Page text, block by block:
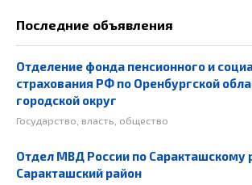
Последние объявления
Отделение фонда пенсионного и
страхования РФ по Оренбургской
городской округ
Государство, власть, общество
Отдел МВД России по Саракташскому
Саракташский район